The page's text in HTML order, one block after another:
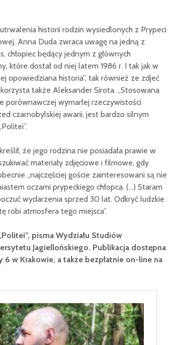
historii rodzin wysiedlonych z Prypeci
Anna Duda zwraca uwagę na jedną z
będący jednym z głównych
które dostał od niej latem 1986 r. I tak jak w
opowiedziana historia”, tak również ze zdjeć
także Aleksander Sirota. „Stosowana
porównawczej wymarłej rzeczywistości
czarnobylskiej awarii, jest bardzo silnym
że jego rodzina nie posiadała prawie w
materiały zdjęciowe i filmowe, gdy
„najczęściej goście zainteresowani są nie
oczami prypeckiego chłopca. (…) Staram
wydarzenia sprzed 30 lat. Odkryć ludzkie
robi atmosfera tego miejsca”.
pisma Wydziału Studiów
Jagiellońskiego. Publikacja dostępna
6 w Krakowie, a także bezpłatnie on-line na